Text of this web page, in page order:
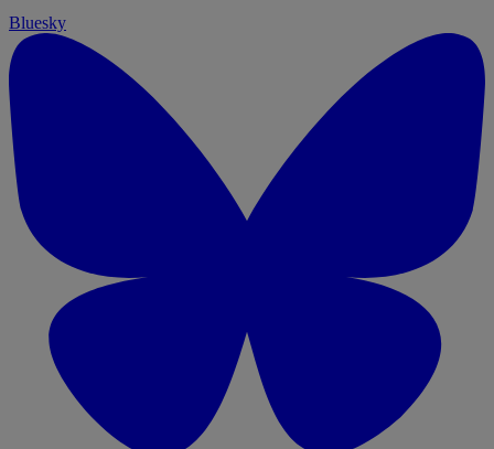
Bluesky